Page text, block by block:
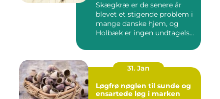
Skægkræ er de senere år
blevet et stigende problem i
mange danske hjem, og
Holbæk er ingen undtagels...
31. Jan
Løgfrø nøglen til sunde og
ensartede løg i marken